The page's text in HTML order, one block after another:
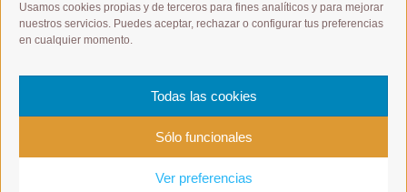
Usamos cookies propias y de terceros para fines analíticos y para mejorar
nuestros servicios. Puedes aceptar, rechazar o configurar tus preferencias
en cualquier momento.
Todas las cookies
Sólo funcionales
Ver preferencias
Etiquetas
A1 / A2 / B1 / B2 /C1 / C2 A1 Débutant es m
Español y Frances
Présentation à toute allure